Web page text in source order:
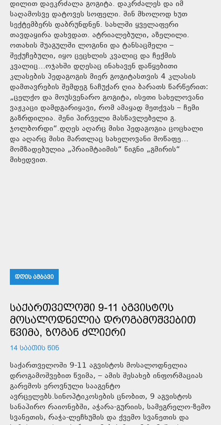
დილით დაეკრძალა გოგიტა. დაკრძალეს და იმ
საღამოსვე დატოვეს სოფელი. შინ მხოლოდ ხუთ
სექტემბერს დაბრუნდნენ. სახლში ყველაფერი
თავდაყირა დახვდათ. ატრიალებული, აზელილი.
ოთახის შუაგულში ლოგინი და ტანსაცმელი –
შექუჩებული, იყო ცეცხლის კვალიც და ჩექმის
კვალიც…ოჯახში დღესაც ინახავენ დაწყებითი
კლასების პედაგოგის მიერ გოგიტასთვის 4 კლასის
დამთავრების შემდეგ ნაჩუქარ ღია ბარათს წარწერით:
„ცელქო და მოუსვენარო გოგიტა, ისეთი სახელოვანი
ვაჟკაცი დამდგარიყავი, რომ ამაყად მეთქვას – ჩემი
გაზრდილია. შენი პირველი მასწავლებელი გ.
ჯოლბორდი“.დღეს აღარც მისი პედაგოგია ცოცხალი
და აღარც მისი მართლაც სახელოვანი მოწაფე…
მომზადებულია „პრაიმტაიმის“ წიგნი „გმირის“
მიხედვით.
ᲓᲦᲘᲡ ᲐᲛᲑᲐᲕᲘ
ᲡᲐᲥᲐᲠᲗᲕᲔᲚᲝᲨᲘ 9-11 ᲐᲒᲕᲘᲡᲢᲝᲡ
ᲛᲝᲡᲐᲚᲝᲓᲜᲔᲚᲘᲐ ᲓᲠᲝᲒᲐᲛᲝᲨᲕᲔᲑᲘᲗ
ᲬᲕᲘᲛᲐ, ᲖᲝᲒᲐᲜ ᲫᲚᲘᲔᲠᲘ
14 ᲡᲐᲐᲗᲘᲡ ᲬᲘᲜ
საქართველოში 9-11 აგვისტოს მოსალოდნელია
დროგამოშვებით წვიმა, – ამის შესახებ ინფორმაციას
გარემოს ეროვნული სააგენტო
ავრცელებს.სინოპტიკოსების ცნობით, 9 აგვისტოს
სანაპირო რაიონებში, აჭარა-გურიის, სამეგრელო-ზემო
სვანეთის, რაჭა-ლეჩხუმის და ქვემო სვანეთის და